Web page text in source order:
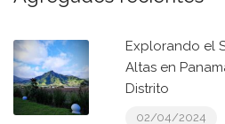
Explorando el
Altas en
Distrito
02/04/2024